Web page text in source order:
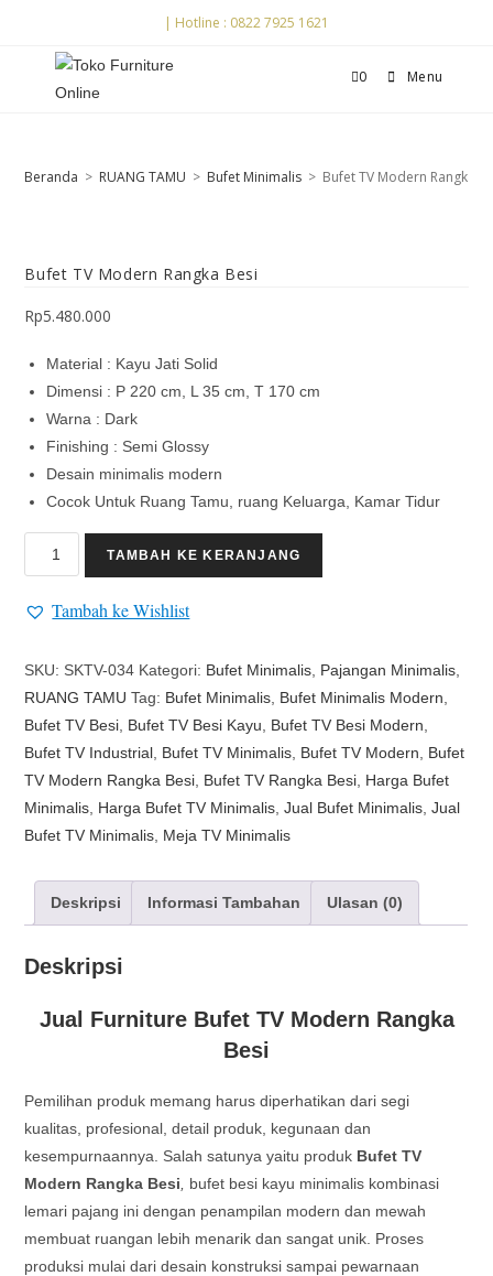
| Hotline : 0822 7925 1621
0 Menu
Beranda > RUANG TAMU > Bufet Minimalis > Bufet TV Modern Rangka
Bufet TV Modern Rangka Besi
Rp5.480.000
Material : Kayu Jati Solid
Dimensi : P 220 cm, L 35 cm, T 170 cm
Warna : Dark
Finishing : Semi Glossy
Desain minimalis modern
Cocok Untuk Ruang Tamu, ruang Keluarga, Kamar Tidur
TAMBAH KE KERANJANG
Tambah ke Wishlist
SKU: SKTV-034 Kategori: Bufet Minimalis Pajangan Minimalis
RUANG TAMU Tag: Bufet Minimalis Bufet Minimalis Modern
Bufet TV Besi Bufet TV Besi Kayu Bufet TV Besi Modern
Bufet TV Industrial Bufet TV Minimalis Bufet TV Modern
Bufet
TV Modern Rangka Besi Bufet TV Rangka Besi Harga Bufet
Minimalis Harga Bufet TV Minimalis ,Jual Bufet Minimalis ,Jual
Bufet TV Minimalis Meja TV Minimalis
Deskripsi Informasi Tambahan Ulasan (0)
Deskripsi
Jual Furniture Bufet TV Modern Rangka
Besi
Pemilihan produk memang harus diperhatikan dari segi
kualitas, profesional, detail produk, kegunaan dan
kesempurnaannya. Salah satunya yaitu produk Bufet TV
Modern Rangka Besi
bufet besi kayu minimalis kombinasi
lemari pajang ini dengan penampilan modern dan mewah
membuat ruangan lebih menarik dan sangat unik. Proses
produksi mulai dari desain konstruksi sampai pewarnaan